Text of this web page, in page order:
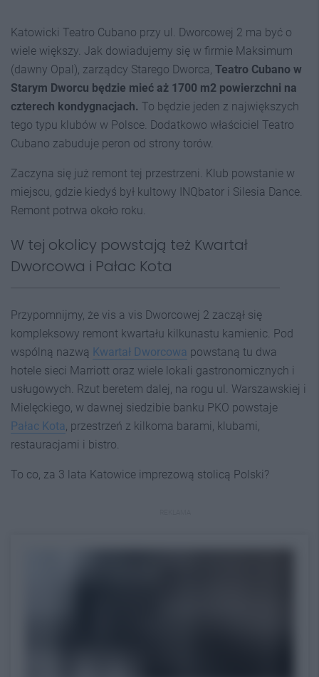
Katowicki Teatro Cubano przy ul. Dworcowej 2 ma być o
wiele większy. Jak dowiadujemy się w firmie Maksimum
(dawny Opal), zarządcy Starego Dworca, Teatro Cubano w
Starym Dworcu będzie mieć aż 1700 m2 powierzchni na
czterech kondygnacjach. To będzie jeden z największych
tego typu klubów w Polsce. Dodatkowo właściciel Teatro
Cubano zabuduje peron od strony torów.
Zaczyna się już remont tej przestrzeni. Klub powstanie w
miejscu, gdzie kiedyś był kultowy INQbator i Silesia Dance.
Remont potrwa około roku.
W tej okolicy powstają też Kwartał
Dworcowa i Pałac Kota
Przypomnijmy, że vis a vis Dworcowej 2 zaczął się
kompleksowy remont kwartału kilkunastu kamienic. Pod
wspólną nazwą Kwartał Dworcowa powstaną tu dwa
hotele sieci Marriott oraz wiele lokali gastronomicznych i
usługowych. Rzut beretem dalej, na rogu ul. Warszawskiej i
Mielęckiego, w dawnej siedzibie banku PKO powstaje
Pałac Kota, przestrzeń z kilkoma barami, klubami,
restauracjami i bistro.
To co, za 3 lata Katowice imprezową stolicą Polski?